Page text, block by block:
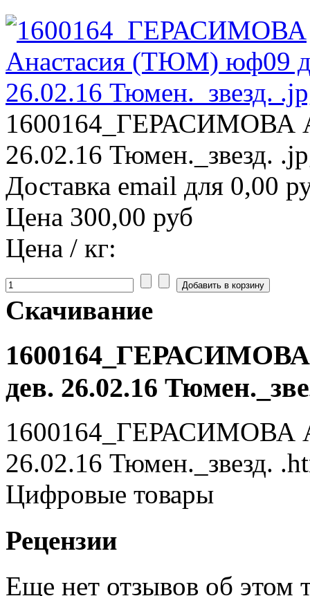
1600164_ГЕРАСИМОВА
26.02.16 Тюмен._звезд.
Доставка email для 0,00
Цена 300,00 руб
Цена / кг:
Скачивание
дев. 26.02.16
1600164_ГЕРАСИМОВА
26.02.16 Тюмен._звезд.
Цифровые товары
Рецензии
Еще нет отзывов об этом